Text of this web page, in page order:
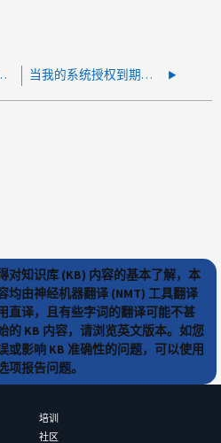
的磁盘属于相反集群 当我的系统授权到期时、AutoSupport消息是否会生成案例？
对知识库 (KB) 内容的基本了解，本
均由神经机器翻译 (NMT) 工具翻译
直译，且有些字词的翻译可能不甚
的 KB 内容，请浏览英文版本。如您
或影响 KB 准确性的问题，可以使用
项报告问题。
培训
社区